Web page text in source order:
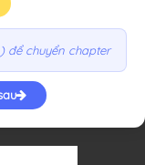
chuyển chapter